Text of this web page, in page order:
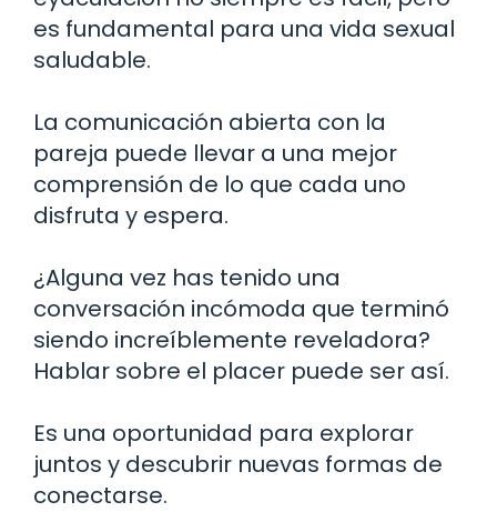
es fundamental para una vida sexual
saludable.
La comunicación abierta con la
pareja puede llevar a una mejor
comprensión de lo que cada uno
disfruta y espera.
¿Alguna vez has tenido una
conversación incómoda que terminó
siendo increíblemente reveladora?
Hablar sobre el placer puede ser así.
Es una oportunidad para explorar
juntos y descubrir nuevas formas de
conectarse.